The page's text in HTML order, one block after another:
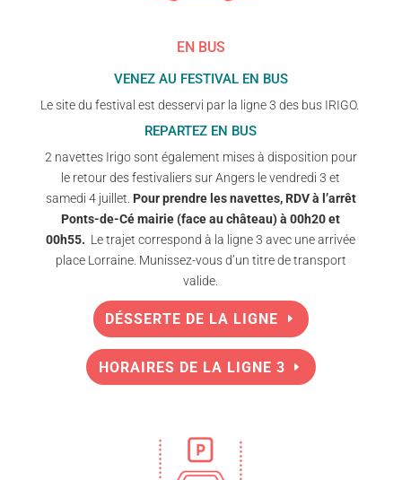
EN BUS
VENEZ AU FESTIVAL EN BUS
Le site du festival est desservi par la ligne 3 des bus IRIGO.
REPARTEZ EN BUS
2 navettes Irigo sont également mises à disposition pour
le retour des festivaliers sur Angers le vendredi 3 et
samedi 4 juillet. Pour prendre les navettes, RDV à l’arrêt
Ponts-de-Cé mairie (face au château) à 00h20 et
00h55. Le trajet correspond à la ligne 3 avec une arrivée
place Lorraine. Munissez-vous d’un titre de transport
valide.
DÉSSERTE DE LA LIGNE
HORAIRES DE LA LIGNE 3